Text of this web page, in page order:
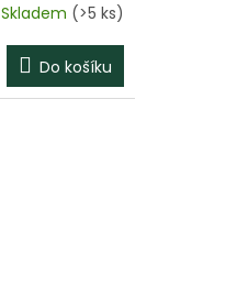
Skladem (>5 ks)
Do košíku